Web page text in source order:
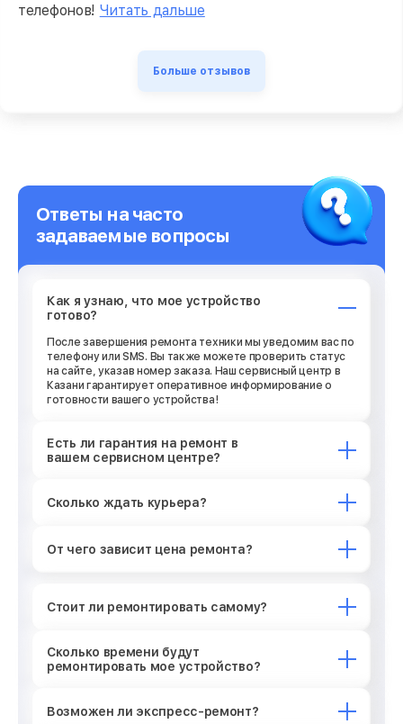
телефонов! Читать дальше
Больше отзывов
Ответы на часто
задаваемые вопросы
Как я узнаю, что мое устройство
готово?
После завершения ремонта техники мы уведомим вас по
телефону или SMS. Вы также можете проверить статус
на сайте, указав номер заказа. Наш сервисный центр в
Казани гарантирует оперативное информирование о
готовности вашего устройства!
Есть ли гарантия на ремонт в
вашем сервисном центре?
Сколько ждать курьера?
От чего зависит цена ремонта?
Стоит ли ремонтировать самому?
Сколько времени будут
ремонтировать мое устройство?
Возможен ли экспресс-ремонт?